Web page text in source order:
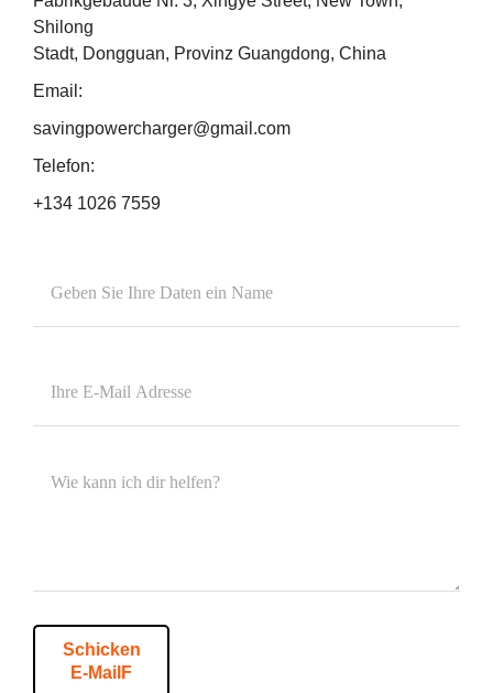
Shilong
Stadt, Dongguan, Provinz Guangdong, China
Email:
savingpowercharger@gmail.com
Telefon:
+134 1026 7559
Schicken
E-MailF